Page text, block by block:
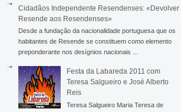
Cidadãos Independente Resendenses: «Devolver
Resende aos Resendenses»
Desde a fundação da nacionalidade portuguesa que os
habitantes de Resende se constituem como elemento
preponderante nos desígnios nacionais ...
Festa da Labareda 2011 com
Teresa Salgueiro e José Alberto
Reis
Teresa Salgueiro Maria Teresa de